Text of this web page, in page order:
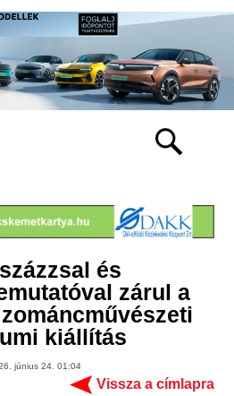
és
zárul a
kiállítás
június 24. 01:04
Vissza a címlapra